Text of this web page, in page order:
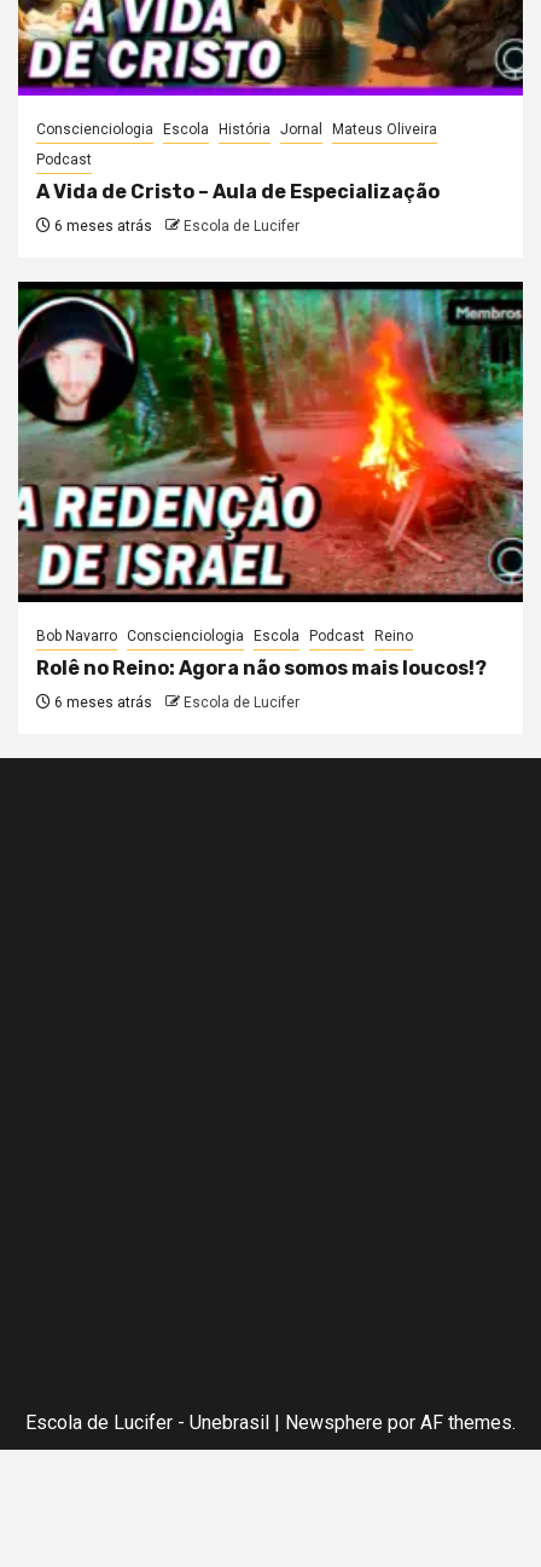
Conscienciologia Escola História Jornal
Mateus Oliveira
Podcast
A Vida de Cristo – Aula de Especialização
6 meses atrás Escola de Lucifer
Bob Navarro Conscienciologia Escola Podcast Reino
Rolê no Reino: Agora não somos mais loucos!?
6 meses atrás Escola de Lucifer
Escola de Lucifer - Unebrasil Newsphere por AF themes.